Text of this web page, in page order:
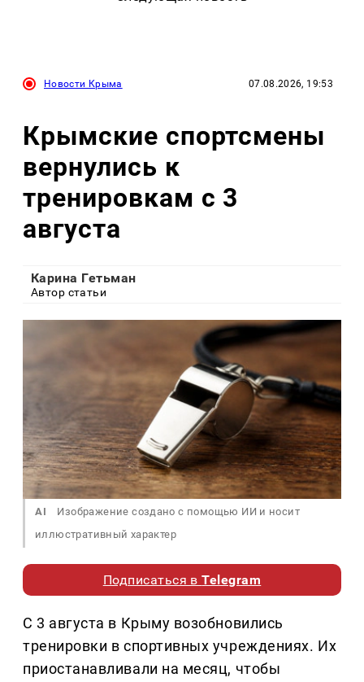
Новости Крыма 07.08.2026, 19:53
Крымские спортсмены
вернулись к
тренировкам с 3
августа
Карина Гетьман
Автор статьи
AI
Изображение создано с помощью ИИ и носит
иллюстративный характер
Подписаться вTelegram
С 3 августа в Крыму возобновились
тренировки в спортивных учреждениях. Их
приостанавливали на месяц, чтобы